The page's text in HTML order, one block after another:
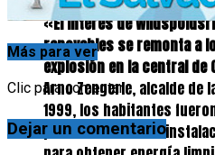
«El interés de
renovables se remonta a
explosión en la central de
Arno Zengerle, alcalde de
1999, los habitantes
para considerar la
Más para ver
Clic para comentar
Dejar un comentario